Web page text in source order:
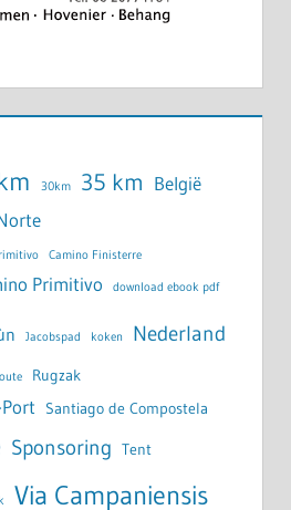
30km 35 km België
Camino Finisterre
Primitivo download ebook pdf
Jacobspad koken Nederland
Rugzak
Santiago de Compostela
Sponsoring Tent
Via Campaniensis